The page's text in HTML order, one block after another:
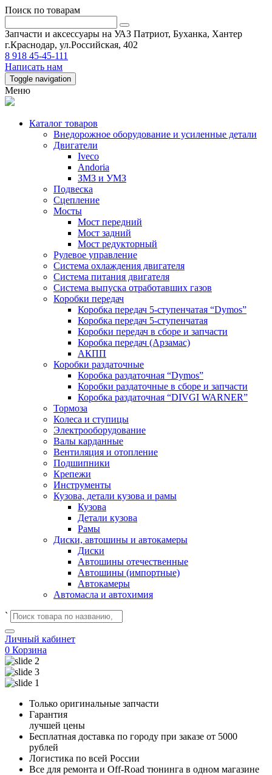
Поиск по товарам
Запчасти и аксессуары на УАЗ Патриот, Буханка, Хантер
г.Краснодар, ул.Российская, 402
8 918 45-45-111
Написать нам
Toggle navigation
Меню
Каталог товаров
Внедорожное оборудование и усиленные детали
Двигатели
Iveco
Andoria
ЗМЗ и УМЗ
Подвеска
Сцепление
Мосты
Мост передний
Мост задний
Мост редукторный
Рулевое управление
Система охлаждения двигателя
Система питания двигателя
Система выпуска отработавших газов
Коробки передач
Коробка передач 5-ступенчатая “Dymos”
Коробка передач 5-ступенчатая
Коробки передач в сборе и запчасти
Коробка передач (Арзамас)
АКПП
Коробки раздаточные
Коробка раздаточная “Dymos”
Коробки раздаточные в сборе и запчасти
Коробка раздаточная “DIVGI WARNER”
Тормоза
Колеса и ступицы
Электрооборудование
Валы карданные
Вентиляция и отопление
Подшипники
Крепежи
Инструменты
Кузова, детали кузова и рамы
Кузова
Детали кузова
Рамы
Диски, автошины и автокамеры
Диски
Автошины отечественные
Автошины (импортные)
Автокамеры
Автомасла и автохимия
`
Личный кабинет
0 Корзина
Только оригинальные запчасти
Гарантия
лучшей цены
Бесплатная доставка по городу при заказе от 5000
рублей
Логистика по всей России
Все для ремонта и Off-Road тюнинга в одном магазине